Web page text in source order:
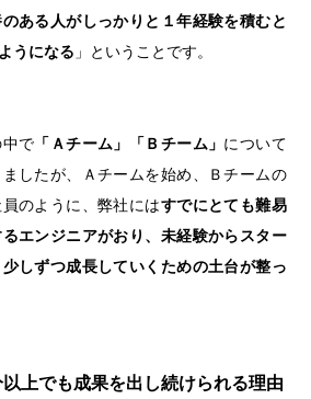
ある人がしっかりと１年経験を積むと
うになる 」ということです。
で 「Ａチーム」「Ｂチーム」 について
したが、Ａチームを始め、Ｂチームの
のように、弊社にはすでにとても難易
エンジニアがおり、未経験からスター
しずつ成長していくための土台が整っ
上でも成果を出し続けられる理由